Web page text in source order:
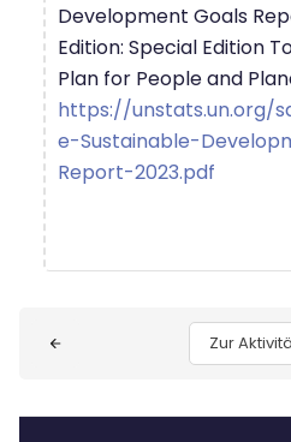
Development Goals
Edition: Special Edition
Plan for People and
https://unstats.un.org/
e-Sustainable-
Report-2023.pdf
Zur